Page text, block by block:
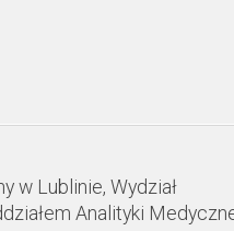
w Lublinie, Wydział
Analityki